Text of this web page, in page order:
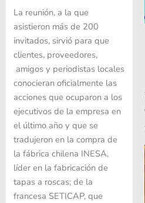
La reunión, a la que
asistieron más de 200
invitados, sirvió para que
clientes, proveedores,
amigos y periodistas locales
conocieran oficialmente las
acciones que ocuparon a los
ejecutivos de la empresa en
el último año y que se
tradujeron en la compra de
la fábrica chilena INESA,
líder en la fabricación de
tapas a roscas; de la
francesa SETICAP, que